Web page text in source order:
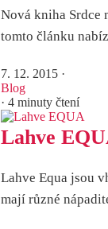
Nová kniha Srdce
tomto článku
7. 12. 2015 ·
Blog
· 4 minuty čtení
Lahve
Lahve Equa jsou
mají různé